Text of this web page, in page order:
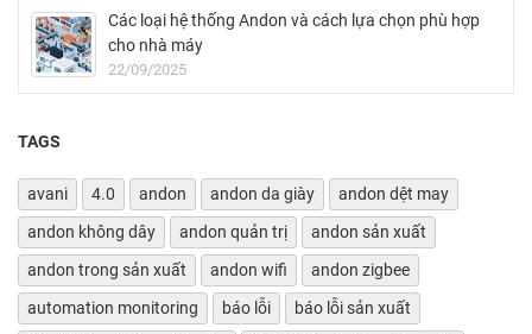
Các loại hệ thống Andon và cách lựa chọn phù hợp
cho nhà máy
22/09/2025
TAGS
avani 4.0 andon andon da giày
andon dệt may
andon không dây
andon quản trị
andon sản xuất
andon trong sản xuất
andon wifi
andon zigbee
automation monitoring
báo lỗi
báo lỗi sản xuất